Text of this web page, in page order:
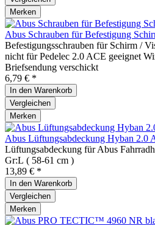
Merken
Abus Schrauben für Befestigung
Befestigungsschrauben für Schirm /
nicht für Pedelec 2.0 ACE geeignet
Briefsendung verschickt
6,79 € *
In den Warenkorb
Vergleichen
Merken
Abus Lüftungsabdeckung Hyban 2.0
Lüftungsabdeckung für Abus
Gr:L ( 58-61 cm )
13,89 € *
In den Warenkorb
Vergleichen
Merken